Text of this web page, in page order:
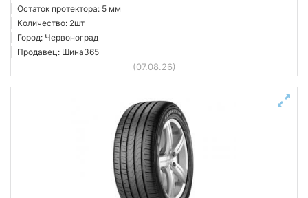
Остаток протектора: 5 мм
Количество: 2шт
Город: Червоноград
Продавец: Шина365
(07.08.26)